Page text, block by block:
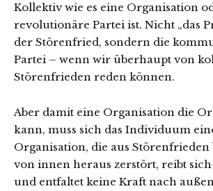
Kollektiv wie es eine Organisation
revolutionäre Partei ist. Nicht „das
der Störenfried, sondern die
Partei – wenn wir überhaupt von
Störenfrieden reden können.
Aber damit eine Organisation die
kann, muss sich das Individuum
Organisation, die aus Störenfrieden
von innen heraus zerstört, reibt
und entfaltet keine Kraft nach